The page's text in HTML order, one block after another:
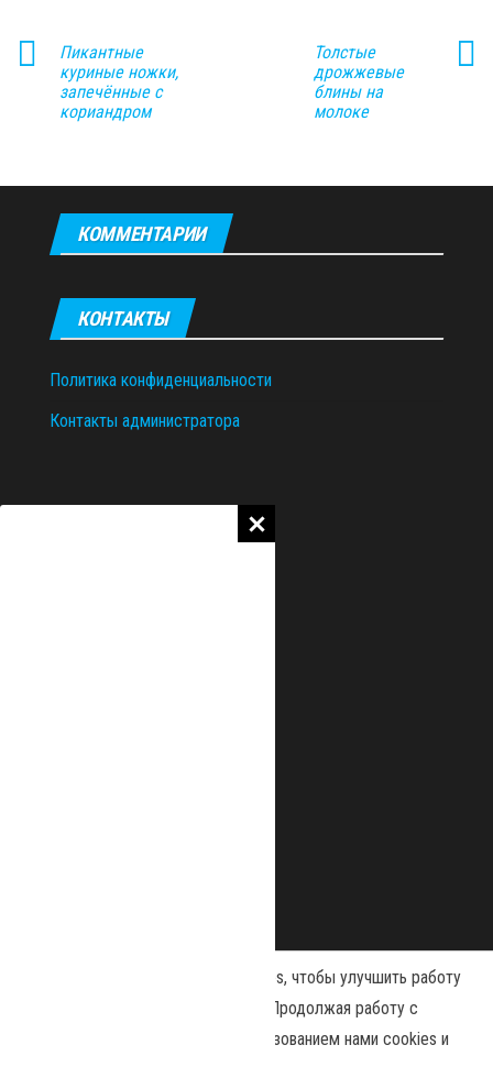
Пикантные
куриные ножки,
запечённые с
кориандром
Толстые
дрожжевые
блины на
молоке
КОММЕНТАРИИ
КОНТАКТЫ
Политика конфиденциальности
Контакты администратора
Наш сайт использует файлы cookies, чтобы улучшить работу
и повысить эффективность сайта. Продолжая работу с
сайтом, вы соглашаетесь с использованием нами cookies и